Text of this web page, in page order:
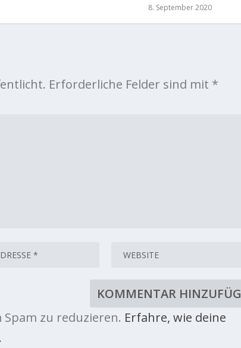
8. September 2020
Erforderliche Felder sind mit *
zu reduzieren. Erfahre, wie deine